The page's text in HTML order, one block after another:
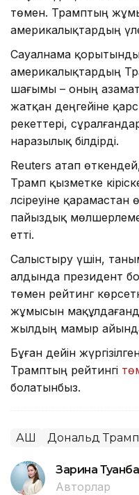
төмен. Трамптың
америкалықтардың
Сауалнама
америкалықтардың
шағымы – оның
жатқан деңгейіне
әрекеттері,
наразылық білдірді.
Reuters атап
Трамп қызметке
әлсіреуіне қарамастан
пайыздық
етті.
Салыстыру үшін,
алдында президент
төмен рейтинг
жұмысын
жылдың мамыр айында
Бұған дейін
Трамптың рейтингі
болатынбыз.
АҚШ Дональд Трамп
Зарина
Авторлар